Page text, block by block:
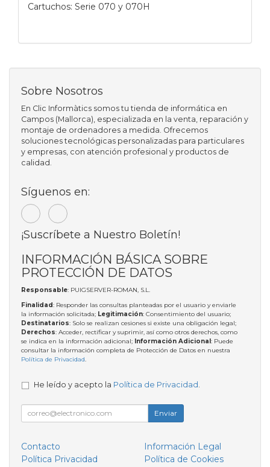
Cartuchos: Serie 070 y 070H
Sobre Nosotros
En Clic Informàtics somos tu tienda de informática en
Campos (Mallorca), especializada en la venta, reparación y
montaje de ordenadores a medida. Ofrecemos
soluciones tecnológicas personalizadas para particulares
y empresas, con atención profesional y productos de
calidad.
Síguenos en:
¡Suscríbete a Nuestro Boletín!
INFORMACIÓN BÁSICA SOBRE
PROTECCIÓN DE DATOS
Responsable: PUIGSERVER-ROMAN, S.L.
Finalidad: Responder las consultas planteadas por el usuario y enviarle
la información solicitada; Legitimación: Consentimiento del usuario;
Destinatarios: Solo se realizan cesiones si existe una obligación legal;
Derechos: Acceder, rectificar y suprimir, así como otros derechos, como
se indica en la información adicional; Información Adicional: Puede
consultar la información completa de Protección de Datos en nuestra
Política de Privacidad.
He leído y acepto la Política de Privacidad
Enviar
Contacto
Información Legal
Política Privacidad
Política de Cookies